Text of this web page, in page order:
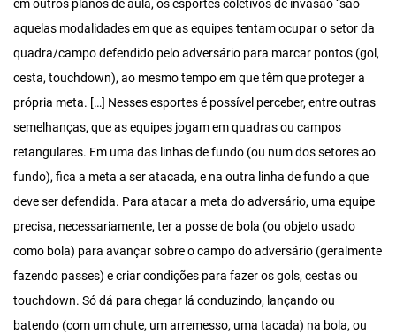
em outros planos de aula, os esportes coletivos de invasão “são
aquelas modalidades em que as equipes tentam ocupar o setor da
quadra/campo defendido pelo adversário para marcar pontos (gol,
cesta, touchdown), ao mesmo tempo em que têm que proteger a
própria meta. […] Nesses esportes é possível perceber, entre outras
semelhanças, que as equipes jogam em quadras ou campos
retangulares. Em uma das linhas de fundo (ou num dos setores ao
fundo), fica a meta a ser atacada, e na outra linha de fundo a que
deve ser defendida. Para atacar a meta do adversário, uma equipe
precisa, necessariamente, ter a posse de bola (ou objeto usado
como bola) para avançar sobre o campo do adversário (geralmente
fazendo passes) e criar condições para fazer os gols, cestas ou
touchdown. Só dá para chegar lá conduzindo, lançando ou
batendo (com um chute, um arremesso, uma tacada) na bola, ou